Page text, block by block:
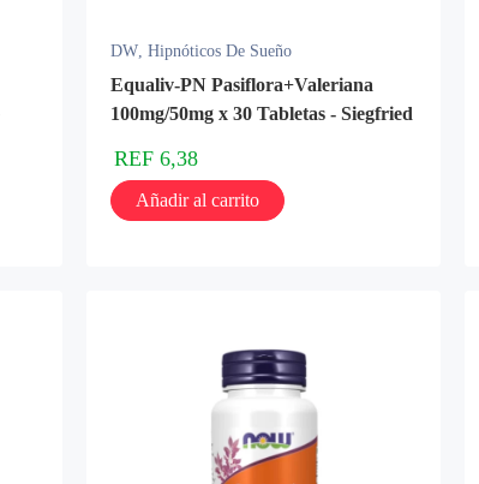
DW, Hipnóticos De Sueño
Equaliv-PN Pasiflora+Valeriana
100mg/50mg x 30 Tabletas - Siegfried
REF 6,38
Añadir al carrito